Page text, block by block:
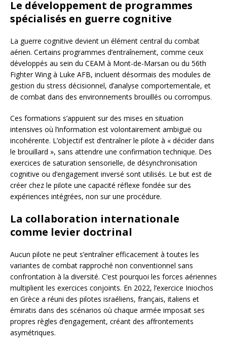
Le développement de programmes
spécialisés en guerre cognitive
La guerre cognitive devient un élément central du combat
aérien. Certains programmes d’entraînement, comme ceux
développés au sein du CEAM à Mont-de-Marsan ou du 56th
Fighter Wing à Luke AFB, incluent désormais des modules de
gestion du stress décisionnel, d’analyse comportementale, et
de combat dans des environnements brouillés ou corrompus.
Ces formations s’appuient sur des mises en situation
intensives où l’information est volontairement ambiguë ou
incohérente. L’objectif est d’entraîner le pilote à « décider dans
le brouillard », sans attendre une confirmation technique. Des
exercices de saturation sensorielle, de désynchronisation
cognitive ou d’engagement inversé sont utilisés. Le but est de
créer chez le pilote une capacité réflexe fondée sur des
expériences intégrées, non sur une procédure.
La collaboration internationale
comme levier doctrinal
Aucun pilote ne peut s’entraîner efficacement à toutes les
variantes de combat rapproché non conventionnel sans
confrontation à la diversité. C’est pourquoi les forces aériennes
multiplient les exercices conjoints. En 2022, l’exercice Iniochos
en Grèce a réuni des pilotes israéliens, français, italiens et
émiratis dans des scénarios où chaque armée imposait ses
propres règles d’engagement, créant des affrontements
asymétriques.